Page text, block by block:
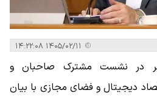
در نشست مشترک صاحبان و
دیجیتال و فضای مجازی با بیان